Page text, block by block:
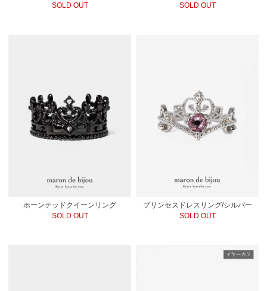
SOLD OUT
SOLD OUT
ホーンテッドクイーンリング
SOLD OUT
プリンセスドレスリング/シルバー
SOLD OUT